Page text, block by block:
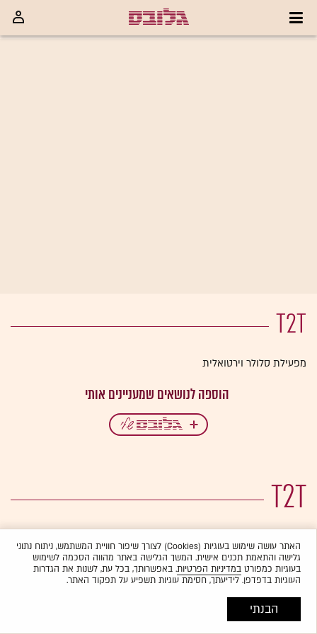
T2T
מפעילת סלולר וירטואלית
T2T
האתר עושה שימוש בעוגיות (Cookies) לצורך שיפור חוויית המשתמש, ניתוח נתוני
גלישה והתאמת תכנים אישית. המשך הגלישה באתר מהווה הסכמה לשימוש
בעוגיות כמפורטבמדיניות הפרטיות. באפשרותך, בכל עת, לשנות את הגדרות
העוגיות בדפדפן. לידיעתך, חסימת עוגיות תשפיע על תפקוד האתר.
הבנתי